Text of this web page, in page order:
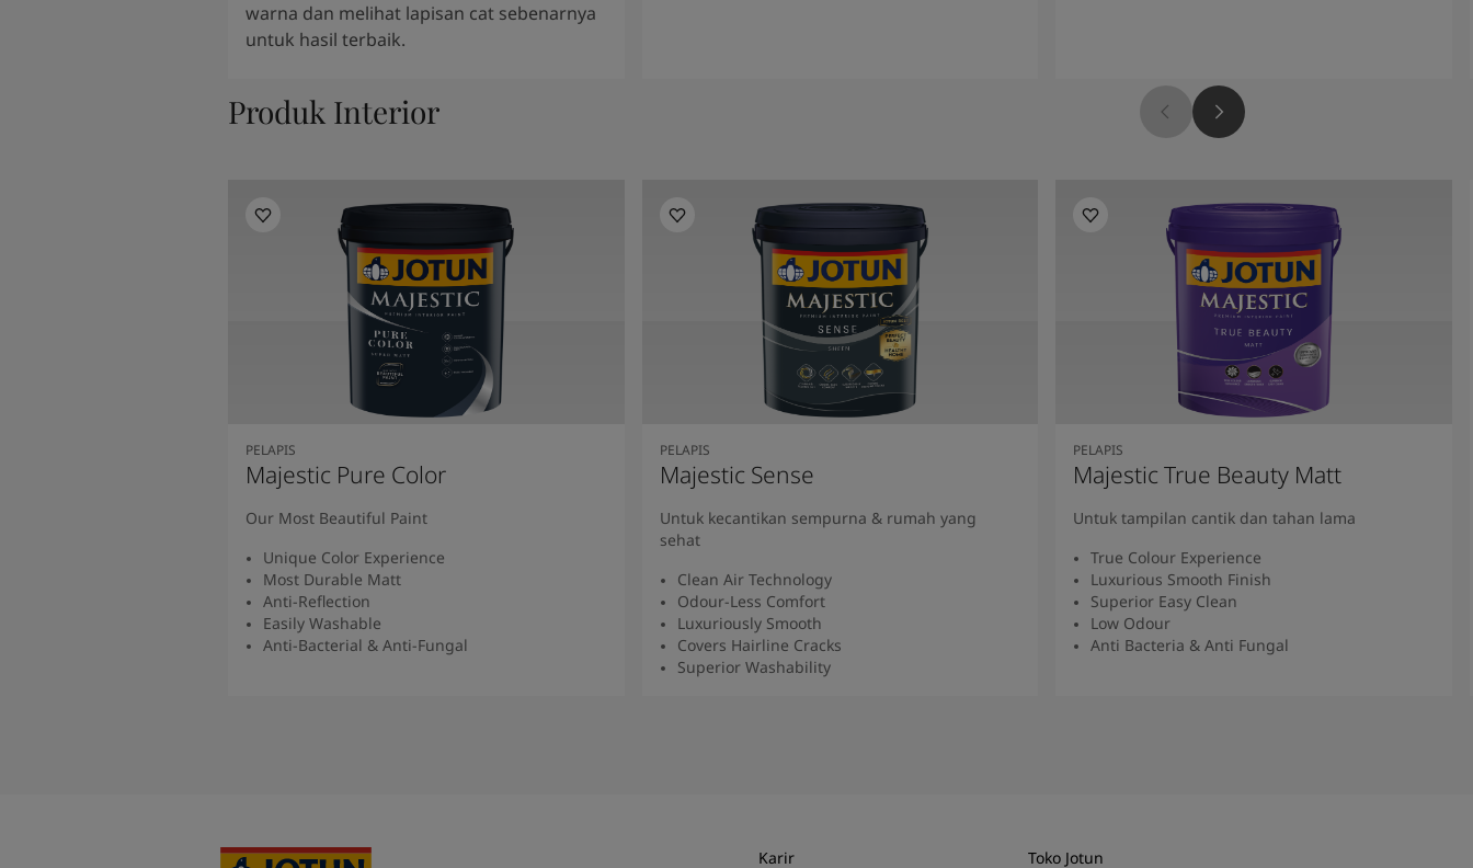
warna dan melihat lapisan cat sebenarnya
untuk hasil terbaik.
Produk Interior
PELAPIS
Majestic Pure Color
Our Most Beautiful Paint
Unique Color Experience
Most Durable Matt
Anti-Reflection
Easily Washable
Anti-Bacterial & Anti-Fungal
PELAPIS
Majestic Sense
Untuk kecantikan sempurna & rumah yang
sehat
Clean Air Technology
Odour-Less Comfort
Luxuriously Smooth
Covers Hairline Cracks
Superior Washability
PELAPIS
Majestic True Beauty Matt
Untuk tampilan cantik dan tahan lama
True Colour Experience
Luxurious Smooth Finish
Superior Easy Clean
Low Odour
Anti Bacteria & Anti Fungal
Karir Toko Jotun